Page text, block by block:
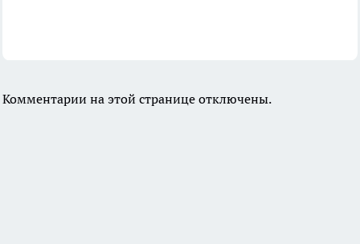
Комментарии на этой странице отключены.